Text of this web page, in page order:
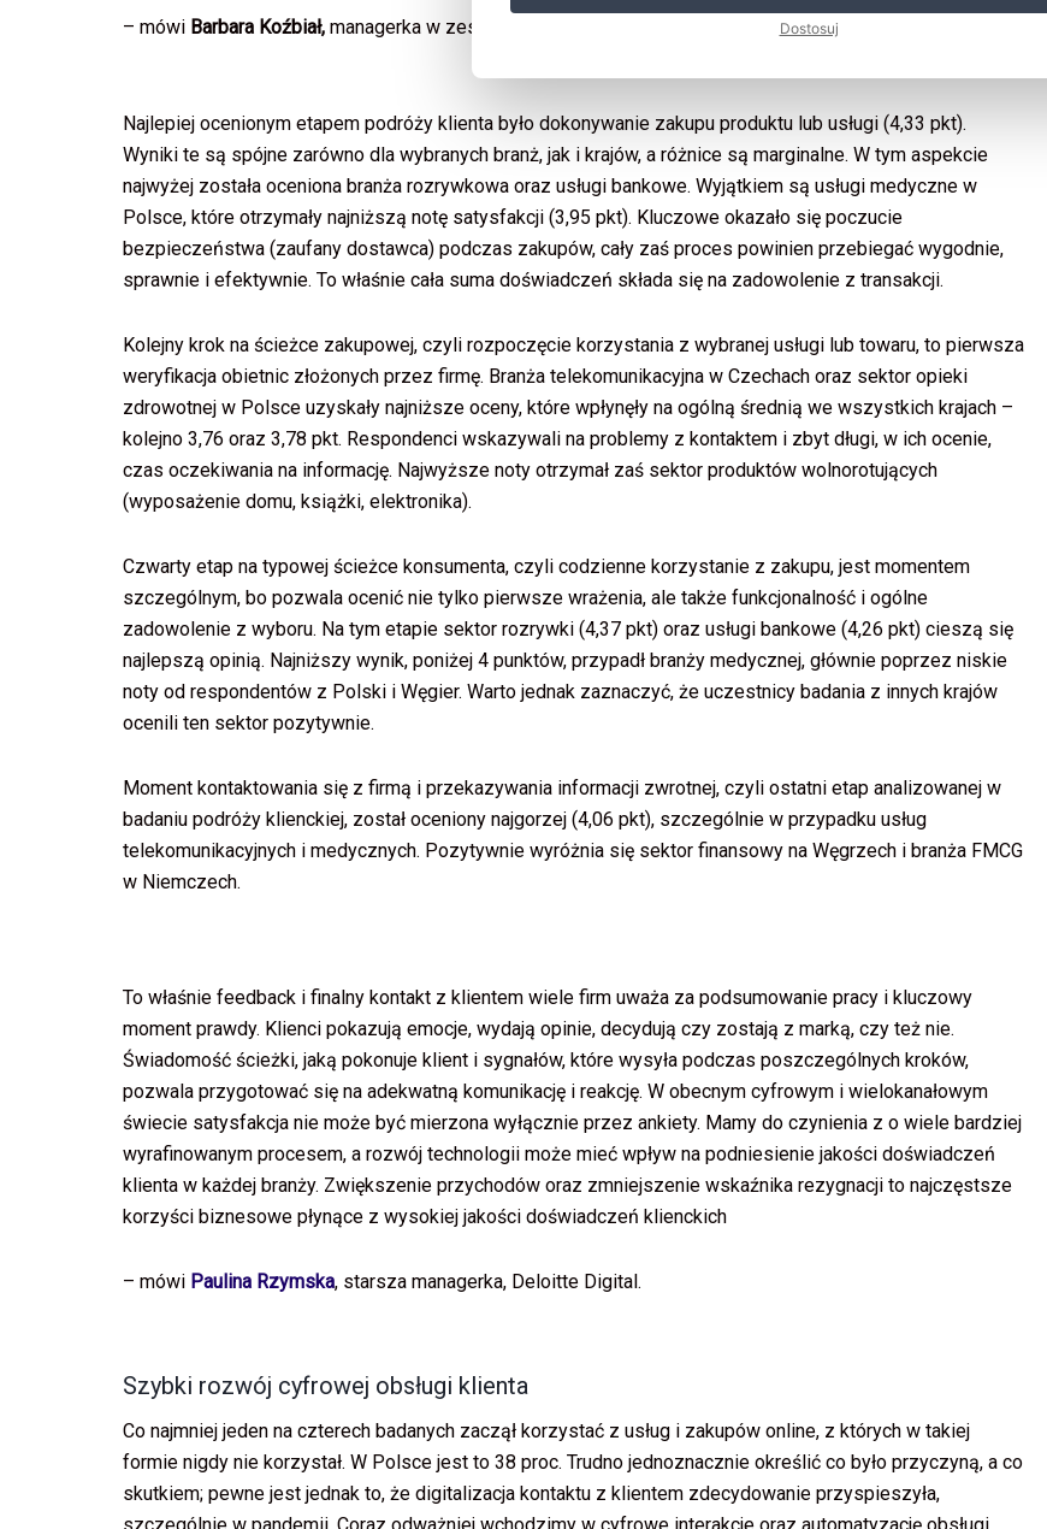
– mówi Barbara Koźbiał, managerka w zespole Digital Strategy, Deloitte Digital.
Najlepiej ocenionym etapem podróży klienta było dokonywanie zakupu produktu lub usługi (4,33 pkt).
Wyniki te są spójne zarówno dla wybranych branż, jak i krajów, a różnice są marginalne. W tym aspekcie
najwyżej została oceniona branża rozrywkowa oraz usługi bankowe. Wyjątkiem są usługi medyczne w
Polsce, które otrzymały najniższą notę satysfakcji (3,95 pkt). Kluczowe okazało się poczucie
bezpieczeństwa (zaufany dostawca) podczas zakupów, cały zaś proces powinien przebiegać wygodnie,
sprawnie i efektywnie. To właśnie cała suma doświadczeń składa się na zadowolenie z transakcji.
Kolejny krok na ścieżce zakupowej, czyli rozpoczęcie korzystania z wybranej usługi lub towaru, to pierwsza
weryfikacja obietnic złożonych przez firmę. Branża telekomunikacyjna w Czechach oraz sektor opieki
zdrowotnej w Polsce uzyskały najniższe oceny, które wpłynęły na ogólną średnią we wszystkich krajach –
kolejno 3,76 oraz 3,78 pkt. Respondenci wskazywali na problemy z kontaktem i zbyt długi, w ich ocenie,
czas oczekiwania na informację. Najwyższe noty otrzymał zaś sektor produktów wolnorotujących
(wyposażenie domu, książki, elektronika).
Czwarty etap na typowej ścieżce konsumenta, czyli codzienne korzystanie z zakupu, jest momentem
szczególnym, bo pozwala ocenić nie tylko pierwsze wrażenia, ale także funkcjonalność i ogólne
zadowolenie z wyboru. Na tym etapie sektor rozrywki (4,37 pkt) oraz usługi bankowe (4,26 pkt) cieszą się
najlepszą opinią. Najniższy wynik, poniżej 4 punktów, przypadł branży medycznej, głównie poprzez niskie
noty od respondentów z Polski i Węgier. Warto jednak zaznaczyć, że uczestnicy badania z innych krajów
ocenili ten sektor pozytywnie.
Moment kontaktowania się z firmą i przekazywania informacji zwrotnej, czyli ostatni etap analizowanej w
badaniu podróży klienckiej, został oceniony najgorzej (4,06 pkt), szczególnie w przypadku usług
telekomunikacyjnych i medycznych. Pozytywnie wyróżnia się sektor finansowy na Węgrzech i branża FMCG
w Niemczech.
To właśnie feedback i finalny kontakt z klientem wiele firm uważa za podsumowanie pracy i kluczowy
moment prawdy. Klienci pokazują emocje, wydają opinie, decydują czy zostają z marką, czy też nie.
Świadomość ścieżki, jaką pokonuje klient i sygnałów, które wysyła podczas poszczególnych kroków,
pozwala przygotować się na adekwatną komunikację i reakcję. W obecnym cyfrowym i wielokanałowym
świecie satysfakcja nie może być mierzona wyłącznie przez ankiety. Mamy do czynienia z o wiele bardziej
wyrafinowanym procesem, a rozwój technologii może mieć wpływ na podniesienie jakości doświadczeń
klienta w każdej branży. Zwiększenie przychodów oraz zmniejszenie wskaźnika rezygnacji to najczęstsze
korzyści biznesowe płynące z wysokiej jakości doświadczeń klienckich
– mówi Paulina Rzymska, starsza managerka, Deloitte Digital.
Szybki rozwój cyfrowej obsługi klienta
Co najmniej jeden na czterech badanych zaczął korzystać z usług i zakupów online, z których w takiej
formie nigdy nie korzystał. W Polsce jest to 38 proc. Trudno jednoznacznie określić co było przyczyną, a co
skutkiem; pewne jest jednak to, że digitalizacja kontaktu z klientem zdecydowanie przyspieszyła,
Dostosuj